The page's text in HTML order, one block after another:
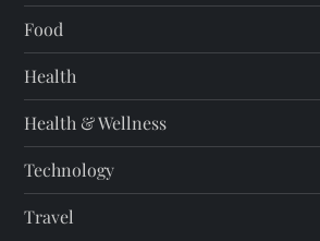
Food
Health
Health & Wellness
Technology
Travel